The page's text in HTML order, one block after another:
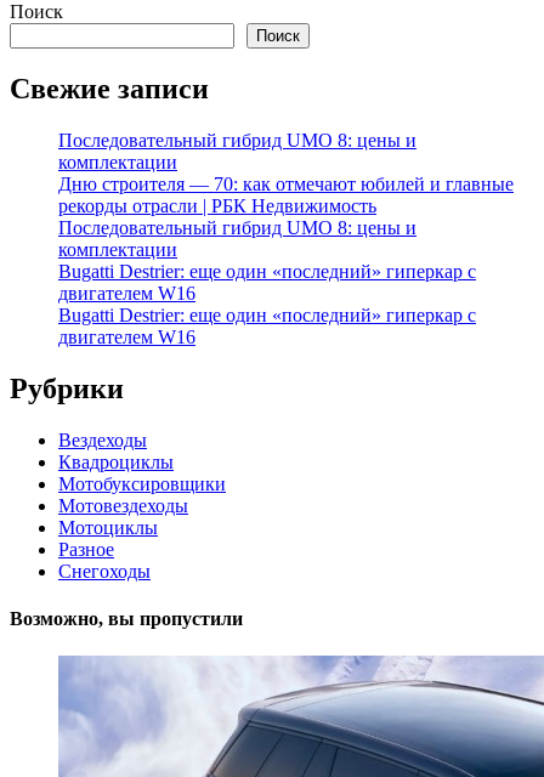
Поиск
Поиск
Свежие записи
Последовательный гибрид UMO 8: цены и
комплектации
Дню строителя — 70: как отмечают юбилей и главные
рекорды отрасли | РБК Недвижимость
Последовательный гибрид UMO 8: цены и
комплектации
Bugatti Destrier: еще один «последний» гиперкар с
двигателем W16
Bugatti Destrier: еще один «последний» гиперкар с
двигателем W16
Рубрики
Вездеходы
Квадроциклы
Мотобуксировщики
Мотовездеходы
Мотоциклы
Разное
Снегоходы
Возможно, вы пропустили